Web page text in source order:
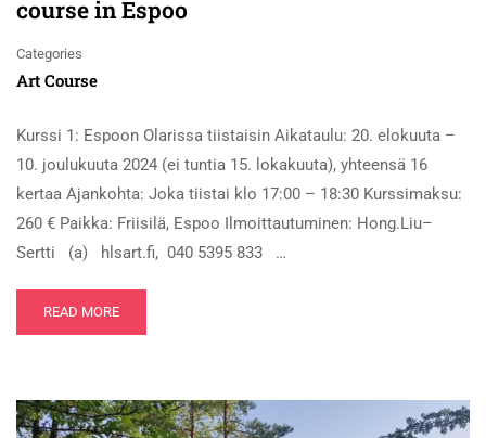
course in Espoo
Categories
Art Course
Kurssi 1: Espoon Olarissa tiistaisin Aikataulu: 20. elokuuta –
10. joulukuuta 2024 (ei tuntia 15. lokakuuta), yhteensä 16
kertaa Ajankohta: Joka tiistai klo 17:00 – 18:30 Kurssimaksu:
260 € Paikka: Friisilä, Espoo Ilmoittautuminen: Hong.Liu–
Sertti (a) hlsart.fi, 040 5395 833 …
READ MORE